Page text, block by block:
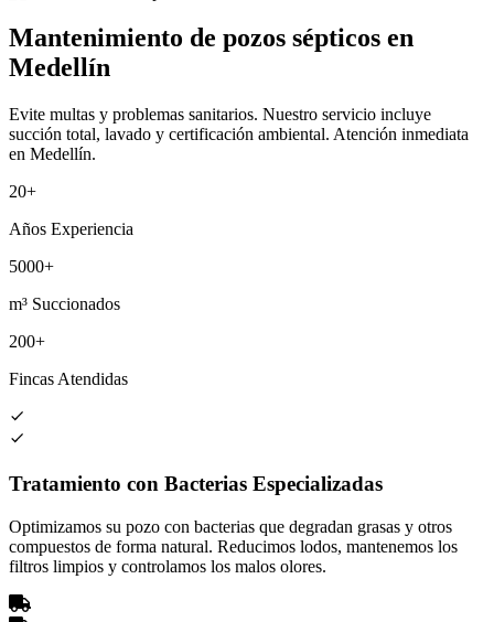
Mantenimiento de pozos sépticos en
Medellín
Evite multas y problemas sanitarios. Nuestro servicio incluye
succión total, lavado y certificación ambiental. Atención inmediata
en Medellín.
20+
Años Experiencia
5000+
m³ Succionados
200+
Fincas Atendidas
Tratamiento con Bacterias Especializadas
Optimizamos su pozo con bacterias que degradan grasas y otros
compuestos de forma natural. Reducimos lodos, mantenemos los
filtros limpios y controlamos los malos olores.